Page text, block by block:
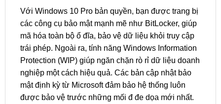
Với Windows 10 Pro bản quyền, bạn được trang bị
các công cụ bảo mật mạnh mẽ như BitLocker, giúp
mã hóa toàn bộ ổ đĩa, bảo vệ dữ liệu khỏi truy cập
trái phép. Ngoài ra, tính năng Windows Information
Protection (WIP) giúp ngăn chặn rò rỉ dữ liệu doanh
nghiệp một cách hiệu quả. Các bản cập nhật bảo
mật định kỳ từ Microsoft đảm bảo hệ thống luôn
được bảo vệ trước những mối đ đe dọa mới nhất.